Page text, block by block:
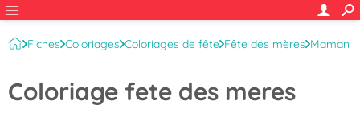
Fiches Coloriages Coloriages de fête Fête des mères Maman
Coloriage fete des meres